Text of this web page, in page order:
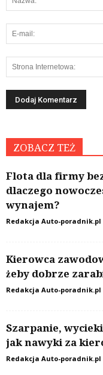
ZOBACZ TEŻ
Flota dla firmy
dlaczego
wynajem?
Redakcja Auto-poradnik.pl
Kierowca
żeby dobrze
Redakcja Auto-poradnik.pl
Szarpanie,
jak nawyki za
Redakcja Auto-poradnik.pl